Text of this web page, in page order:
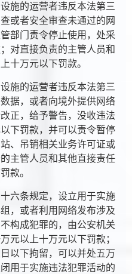
施的运营者违反本法第三
或者安全审查未通过的网
部门责令停止使用，处采
对直接负责的主管人员和
十万元以下罚款。
施的运营者违反本法第三
据，或者向境外提供网络
正，给予警告，没收违法
下罚款，并可以责令暂停
、吊销相关业务许可证或
主管人员和其他直接责任
款。
六条规定，设立用于实施
，或者利用网络发布涉及
构成犯罪的，由公安机关
元以上十万元以下罚款；
以下拘留，可以并处五万
用于实施违法犯罪活动的